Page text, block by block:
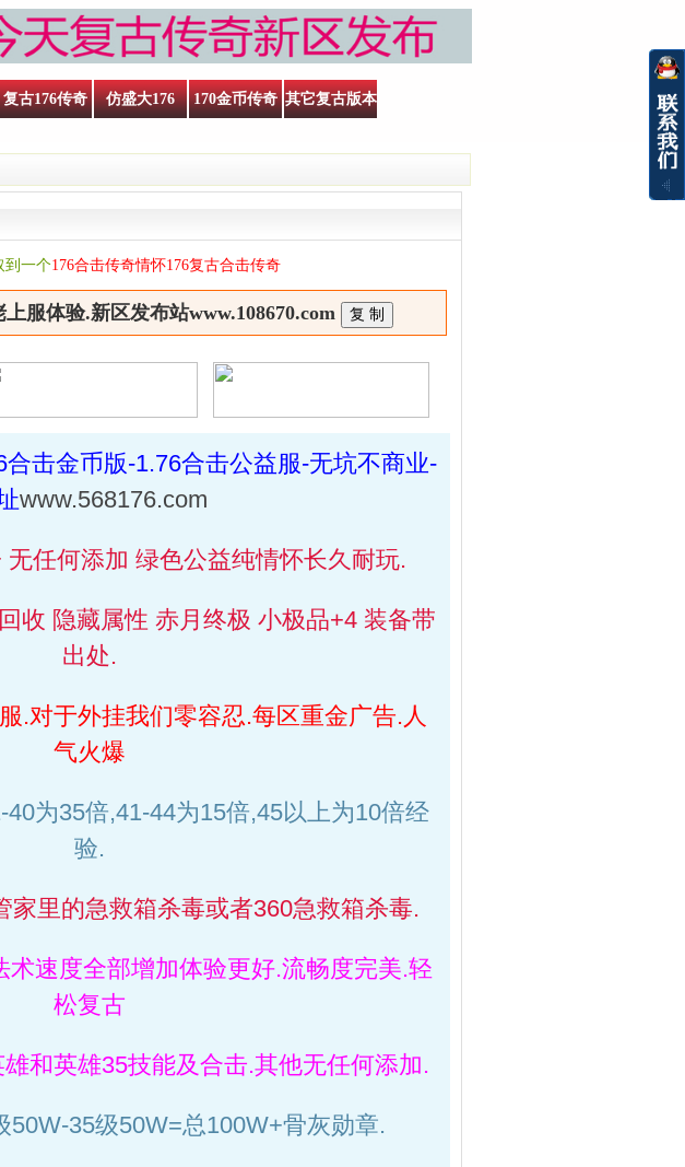
复古176传奇 仿盛大176 170金币传奇 其它复古版本
到一个176合击传奇情怀176复古合击传奇
服体验.新区发布站www.108670.com
击金币版-1.76合击公益服-无坑不商业-
www.568176.com
任何添加 绿色公益纯情怀长久耐玩.
收 隐藏属性 赤月终极 小极品+4 装备带
出处.
.对于外挂我们零容忍.每区重金广告.人
气火爆
为35倍,41-44为15倍,45以上为10倍经
验.
家里的急救箱杀毒或者360急救箱杀毒.
速度全部增加体验更好.流畅度完美.轻
松复古
和英雄35技能及合击.其他无任何添加.
50W-35级50W=总100W+骨灰勋章.